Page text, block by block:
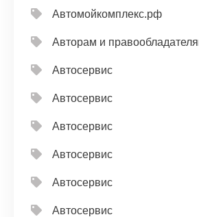
Автомойкомплекс.рф
Авторам и
Автосервис
Автосервис
Автосервис
Автосервис
Автосервис
Автосервис